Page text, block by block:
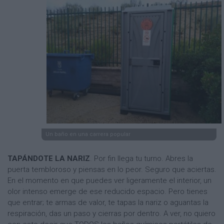
Un baño en una carrera popular
TAPÁNDOTE LA NARIZ. Por fin llega tu turno. Abres la
puerta tembloroso y piensas en lo peor. Seguro que aciertas.
En el momento en que puedes ver ligeramente el interior, un
olor intenso emerge de ese reducido espacio. Pero tienes
que entrar; te armas de valor, te tapas la nariz o aguantas la
respiración, das un paso y cierras por dentro. A ver, no quiero